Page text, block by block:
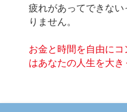
疲れがあってできな
りません。
お金と時間を自由に
はあなたの人生を大き